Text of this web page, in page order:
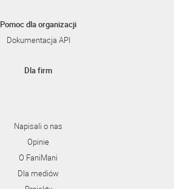
Pomoc dla organizacji
Dokumentacja API
Dla firm
Napisali o nas
Opinie
O FaniMani
Dla mediów